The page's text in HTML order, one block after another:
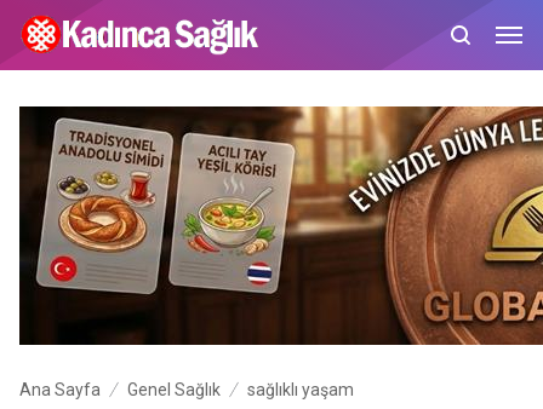
Ana Sayfa Genel Sağlık sağlıklı yaşam